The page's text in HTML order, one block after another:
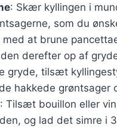
: Skær kyllingen i
som du
med at brune
derefter op af
gryde, tilsæt
hakkede grøntsager
: Tilsæt bouillon eller
og lad det simre i